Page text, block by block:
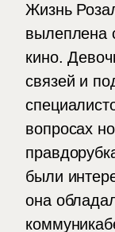
Жизнь
вылеплена
кино.
связей и
вопросах
были
она